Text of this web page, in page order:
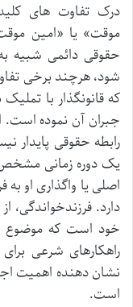
درک تفاوت های
موقت» یا «امین
حقوقی دائمی شبیه به
شود، هرچند برخی
که قانونگذار با
جبران آن نموده است.
رابطه حقوقی پایدار
یک دوره زمانی
اصلی یا واگذاری او
دارد. فرزندخواندگی،
خود است که موضوع
راهکارهای شرعی
نشان دهنده اهمیت
است.